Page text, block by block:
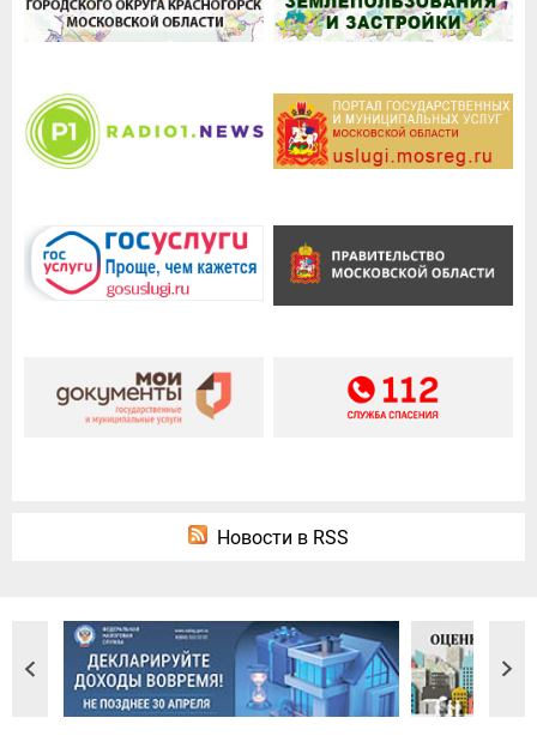
Новости в RSS